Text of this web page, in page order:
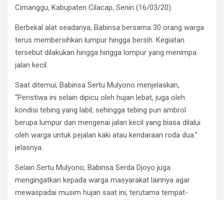
Cimanggu, Kabupaten Cilacap, Senin (16/03/20).
Berbekal alat seadanya, Babinsa bersama 30 orang warga
terus membersihkan lumpur hingga bersih. Kegiatan
tersebut dilakukan hingga hingga lompur yang menimpa
jalan kecil.
Saat ditemui, Babinsa Sertu Mulyono menjelaskan,
“Peristiwa ini selain dipicu oleh hujan lebat, juga oleh
kondisi tebing yang labil, sehingga tebing pun ambrol
berupa lumpur dan mengenai jalan kecil yang biasa dilalui
oleh warga untuk pejalan kaki atau kendaraan roda dua.”
jelasnya.
Selain Sertu Mulyono, Babinsa Serda Djoyo juga
mengingatkan kepada warga masyarakat lainnya agar
mewaspadai musim hujan saat ini, terutama tempat-